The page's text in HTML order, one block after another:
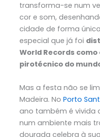
transforma-se num
cor e som,
cidade de forma
especial que já foi
World Records
pirotécnico do
Mas a festa não se
Madeira. No Porto
ano também é vivida
num ambiente mais
dourada celebra à